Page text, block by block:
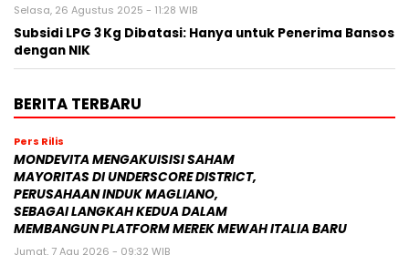
Selasa, 26 Agustus 2025 - 11:28 WIB
Subsidi LPG 3 Kg Dibatasi: Hanya untuk Penerima Bansos
dengan NIK
BERITA TERBARU
Pers Rilis
MONDEVITA MENGAKUISISI SAHAM
MAYORITAS DI UNDERSCORE DISTRICT,
PERUSAHAAN INDUK MAGLIANO,
SEBAGAI LANGKAH KEDUA DALAM
MEMBANGUN PLATFORM MEREK MEWAH ITALIA BARU
Jumat, 7 Agu 2026 - 09:32 WIB